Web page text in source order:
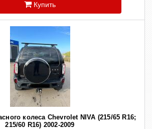
Купить
колеса Chevrolet NIVA (215/65 R16;
215/60 R16) 2002-2009